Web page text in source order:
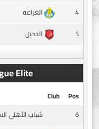
4
الغرافة
5
الدحيل
Elite
Pos
Club
6
شباب الأهلي